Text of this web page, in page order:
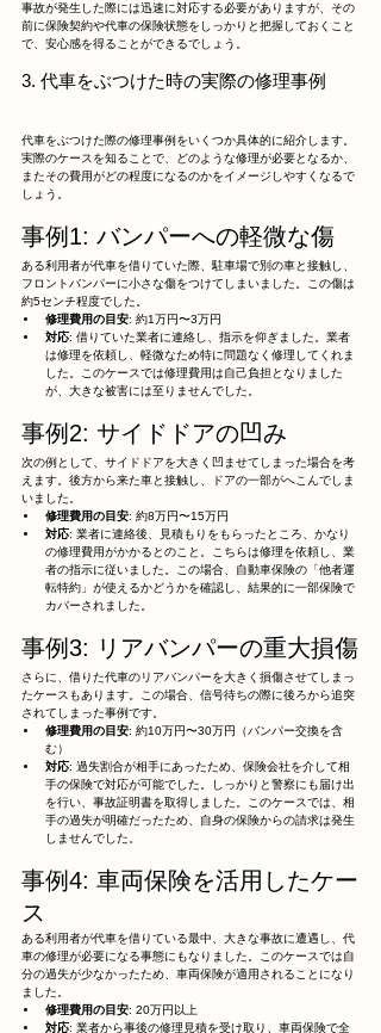
事故が発生した際には迅速に対応する必要がありますが、その
前に保険契約や代車の保険状態をしっかりと把握しておくこと
で、安心感を得ることができるでしょう。
3. 代車をぶつけた時の実際の修理事例
代車をぶつけた際の修理事例をいくつか具体的に紹介します。
実際のケースを知ることで、どのような修理が必要となるか、
またその費用がどの程度になるのかをイメージしやすくなるで
しょう。
事例1: バンパーへの軽微な傷
ある利用者が代車を借りていた際、駐車場で別の車と接触し、
フロントバンパーに小さな傷をつけてしまいました。この傷は
約5センチ程度でした。
修理費用の目安: 約1万円〜3万円
対応: 借りていた業者に連絡し、指示を仰ぎました。業者
は修理を依頼し、軽微なため特に問題なく修理してくれま
した。このケースでは修理費用は自己負担となりました
が、大きな被害には至りませんでした。
事例2: サイドドアの凹み
次の例として、サイドドアを大きく凹ませてしまった場合を考
えます。後方から来た車と接触し、ドアの一部がへこんでしま
いました。
修理費用の目安: 約8万円〜15万円
対応: 業者に連絡後、見積もりをもらったところ、かなり
の修理費用がかかるとのこと。こちらは修理を依頼し、業
者の指示に従いました。この場合、自動車保険の「他者運
転特約」が使えるかどうかを確認し、結果的に一部保険で
カバーされました。
事例3: リアバンパーの重大損傷
さらに、借りた代車のリアバンパーを大きく損傷させてしまっ
たケースもあります。この場合、信号待ちの際に後ろから追突
されてしまった事例です。
修理費用の目安: 約10万円〜30万円（バンパー交換を含
む）
対応: 過失割合が相手にあったため、保険会社を介して相
手の保険で対応が可能でした。しっかりと警察にも届け出
を行い、事故証明書を取得しました。このケースでは、相
手の過失が明確だったため、自身の保険からの請求は発生
しませんでした。
事例4: 車両保険を活用したケー
ス
ある利用者が代車を借りている最中、大きな事故に遭遇し、代
車の修理が必要になる事態にもなりました。このケースでは自
分の過失が少なかったため、車両保険が適用されることになり
ました。
修理費用の目安: 20万円以上
対応: 業者から事後の修理見積を受け取り、車両保険で全